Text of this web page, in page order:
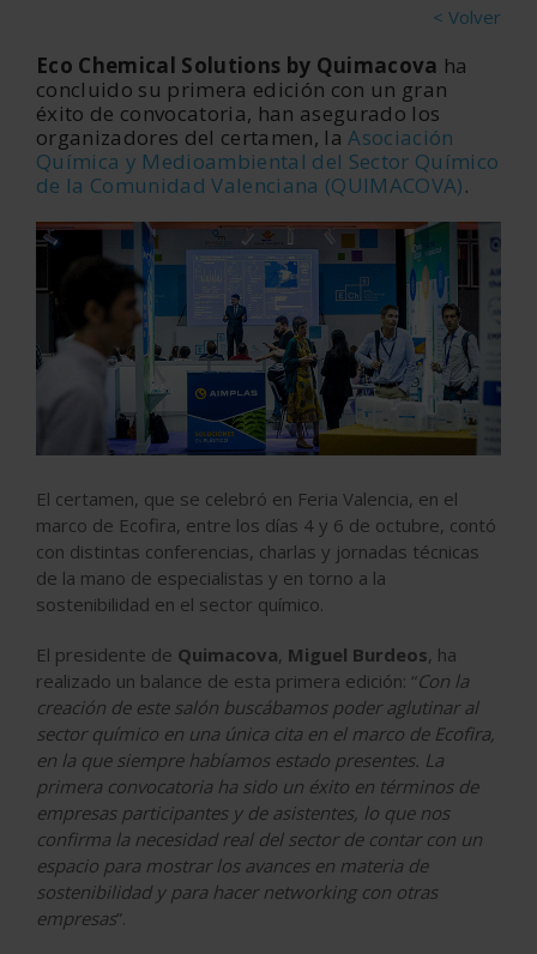
< Volver
Eco Chemical Solutions by Quimacova ha
concluido su primera edición con un gran
éxito de convocatoria, han asegurado los
organizadores del certamen, laAsociación
Química y Medioambiental del Sector Químico
de la Comunidad Valenciana (QUIMACOVA).
El certamen, que se celebró en Feria Valencia, en el
marco de Ecofira, entre los días 4 y 6 de octubre, contó
con distintas conferencias, charlas y jornadas técnicas
de la mano de especialistas y en torno a la
sostenibilidad en el sector químico.
El presidente de Quimacova, Miguel Burdeos, ha
realizado un balance de esta primera edición: “Con la
creación de este salón buscábamos poder aglutinar al
sector químico en una única cita en el marco de Ecofira,
en la que siempre habíamos estado presentes. La
primera convocatoria ha sido un éxito en términos de
empresas participantes y de asistentes, lo que nos
confirma la necesidad real del sector de contar con un
espacio para mostrar los avances en materia de
sostenibilidad y para hacer networking con otras
empresas”.